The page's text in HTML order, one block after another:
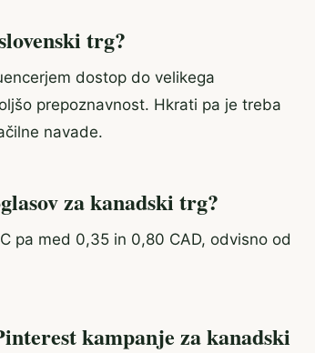
trg?
dostop do velikega
prepoznavnost. Hkrati pa je treba
navade.
za kanadski trg?
pa med 0,35 in 0,80 CAD, odvisno od
kampanje za kanadski